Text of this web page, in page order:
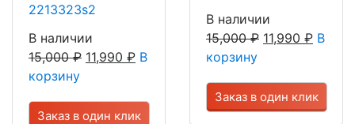
2213323s2
В наличии
15,000₽ 11,990 ₽ В
корзину
Заказ в один клик
В наличии
15,000₽ 11,990 ₽ В
корзину
Заказ в один клик